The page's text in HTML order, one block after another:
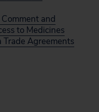
and
to Medicines
Trade Agreements